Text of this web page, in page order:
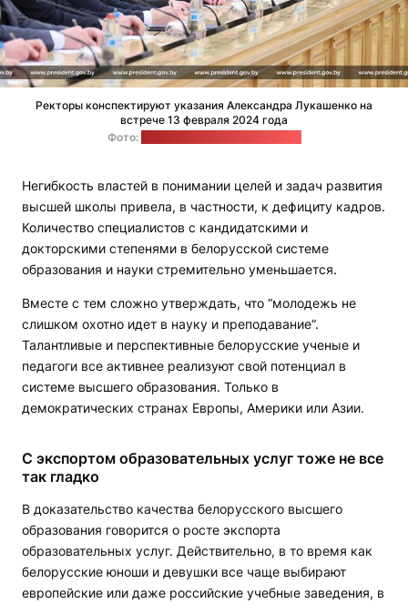
Ректоры конспектируют указания Александра Лукашенко на
встрече 13 февраля 2024 года
Фото:
Негибкость властей в понимании целей и задач развития
высшей школы привела, в частности, к дефициту кадров.
Количество специалистов с кандидатскими и
докторскими степенями в белорусской системе
образования и науки стремительно уменьшается.
Вместе с тем сложно утверждать, что “молодежь не
слишком охотно идет в науку и преподавание“.
Талантливые и перспективные белорусские ученые и
педагоги все активнее реализуют свой потенциал в
системе высшего образования. Только в
демократических странах Европы, Америки или Азии.
С экспортом образовательных услуг тоже не все
так гладко
В доказательство качества белорусского высшего
образования говорится о росте экспорта
образовательных услуг. Действительно, в то время как
белорусские юноши и девушки все чаще выбирают
европейские или даже российские учебные заведения, в